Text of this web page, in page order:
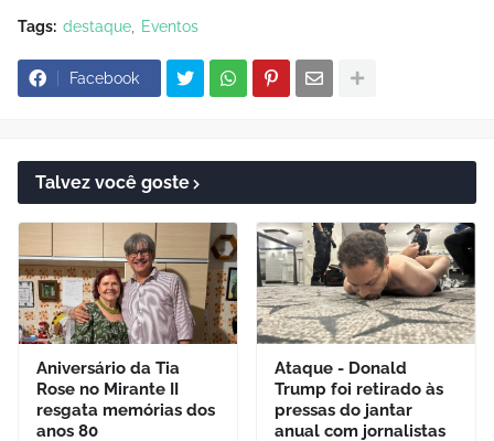
Tags: destaque Eventos
Facebook
Talvez você goste
Aniversário da Tia
Rose no Mirante II
resgata memórias dos
anos 80
Ataque - Donald
Trump foi retirado às
pressas do jantar
anual com jornalistas